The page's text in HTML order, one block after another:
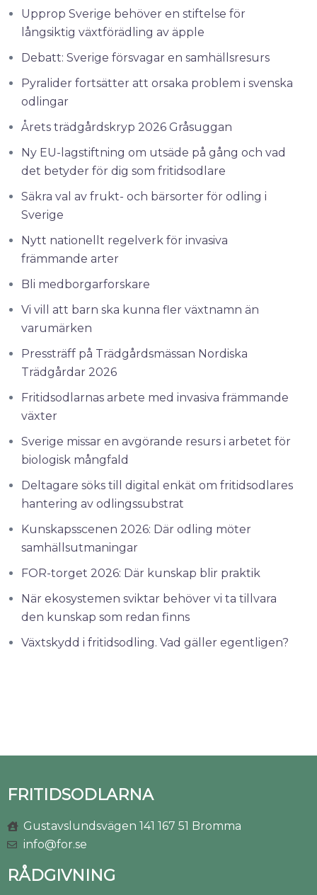
Upprop Sverige behöver en stiftelse för
långsiktig växtförädling av äpple
Debatt: Sverige försvagar en samhällsresurs
Pyralider fortsätter att orsaka problem i svenska
odlingar
Årets trädgårdskryp 2026 Gråsuggan
Ny EU-lagstiftning om utsäde på gång och vad
det betyder för dig som fritidsodlare
Säkra val av frukt- och bärsorter för odling i
Sverige
Nytt nationellt regelverk för invasiva
främmande arter
Bli medborgarforskare
Vi vill att barn ska kunna fler växtnamn än
varumärken
Pressträff på Trädgårdsmässan Nordiska
Trädgårdar 2026
Fritidsodlarnas arbete med invasiva främmande
växter
Sverige missar en avgörande resurs i arbetet för
biologisk mångfald
Deltagare söks till digital enkät om fritidsodlares
hantering av odlingssubstrat
Kunskapsscenen 2026: Där odling möter
samhällsutmaningar
FOR-torget 2026: Där kunskap blir praktik
När ekosystemen sviktar behöver vi ta tillvara
den kunskap som redan finns
Växtskydd i fritidsodling. Vad gäller egentligen?
FRITIDSODLARNA
Gustavslundsvägen 141 167 51 Bromma
info@for.se
RÅDGIVNING